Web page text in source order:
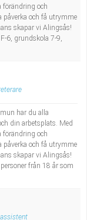
förändring och
och få utrymme
skapar vi Alingsås!
6, grundskola 7-9,
har du alla
din arbetsplats. Med
förändring och
och få utrymme
skapar vi Alingsås!
från 18 år som